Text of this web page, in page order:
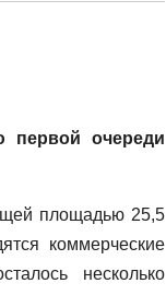
первой очереди
площадью 25,5
коммерческие
несколько